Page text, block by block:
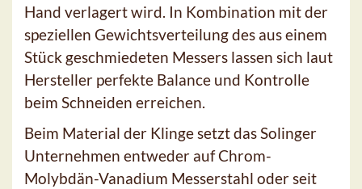
Hand verlagert wird. In Kombination mit der
speziellen Gewichtsverteilung des aus einem
Stück geschmiedeten Messers lassen sich laut
Hersteller perfekte Balance und Kontrolle
beim Schneiden erreichen.
Beim Material der Klinge setzt das Solinger
Unternehmen entweder auf Chrom-
Molybdän-Vanadium Messerstahl oder seit